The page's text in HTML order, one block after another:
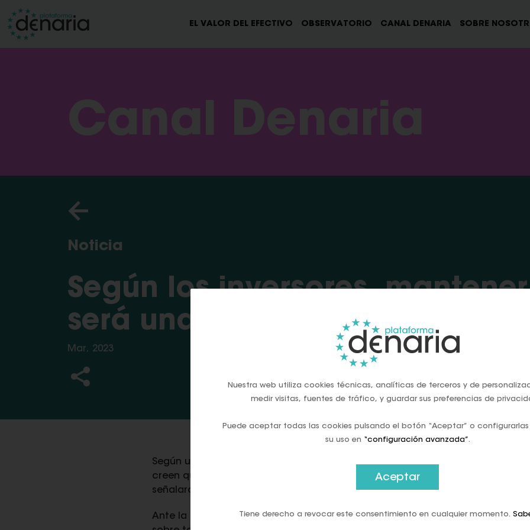
EL VALOR DEL EFECTIVO OBSERVATORIO CANAL DENARIA SOBRE
Canal Denaria
Noticia
Según los inversores,
será una estrategia ganadora
Mar, 2023
Según un reciente sondeo de MLIV Pulse, un total de 404 inversores
creen que el efectivo será un activo ganador este año, y dos terceras
señalaron que el dinero en efectivo de sus carteras potenciaría su
Ante la incertidumbre del contexto económico, el efectivo se presenta
Nuestra web utiliza cookies técnicas, analíticas de terceros y de
medir visitas, fuentes de tráfico, y guardar sus preferencias de
Puede aceptar todas las cookies pulsando el botón “Aceptar” o
su uso en “configuración avanzada”.
Aceptar
Tiene derecho a revocar este consentimiento en cualquier momento.